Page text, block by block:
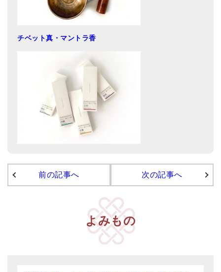
ビギナー講師・養成講座
アマナマナとは
メールお便り登録
LINEお友だち登録
チベット真・マントラ香
前の記事へ 次の記事へ
よみもの